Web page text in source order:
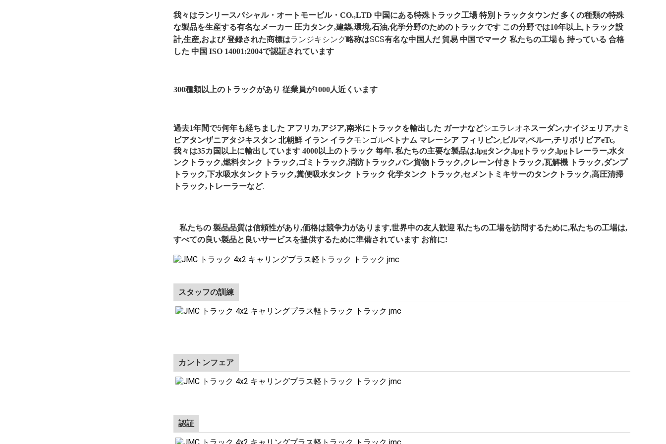
我々はランリースパシャル・オートモービル・CO.,LTD 中国にある特殊トラック工場 特別トラックタウンだ 多くの種類の特殊
な製品を生産する有名なメーカー 圧力タンク,建築,環境,石油,化学分野のためのトラックです この分野では10年以上, トラック設
計,生産,および 登録された商標はランジキシング略称はSCS有名な中国人だ 貿易 中国でマーク 私たちの工場も 持っている 合格
した 中国 ISO 14001:2004で認証されています
300種類以上のトラックがあり 従業員が1000人近くいます
過去1年間で5何年も経ちました アフリカ,アジア,南米にトラックを輸出した ガーナなどシエラレオネスーダン,ナイジェリア,ナミ
ビアタンザニアタジキスタン 北朝鮮 イラン イラクモンゴルベトナム マレーシア フィリピン,ビルマ,ペルー,チリボリビアeTc,
我々は35カ国以上に輸出しています 4000以上のトラック 毎年. 私たちの主要な製品は,lpgタンク,lpgトラック,lpgトレーラー,水タ
ンクトラック,燃料タンク
トラック,ゴミトラック,消防トラック,バン貨物トラック,クレーン付きトラック,瓦解機
トラック,ダンプ
トラック,下水吸水タンクトラック,糞便吸水タンク
トラック 化学タンク
トラック,セメントミキサーのタンクトラック,高圧清掃
トラック,トレーラーなど.
私たちの 製品品質は信頼性があり,価格は競争力があります,世界中の友人歓迎 私たちの工場を訪問するために,私たちの工場は,
すべての良い製品と良いサービスを提供するために準備されています お前に!
スタッフの訓練
カントンフェア
認証